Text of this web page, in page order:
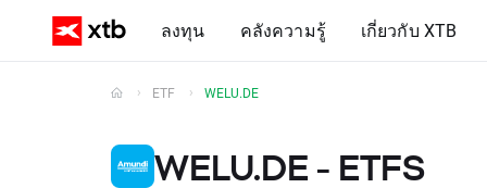
ลงทุน คลังความรู้ เกี่ยวกับ XTB
ETF WELU.DE
WELU.DE - ETFS